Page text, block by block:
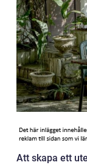
Att skapa ett